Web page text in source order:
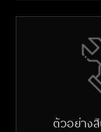
ตัวอย่าง